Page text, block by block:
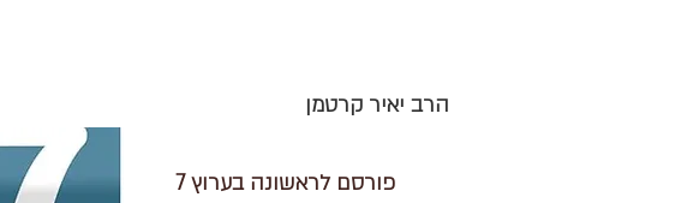
הרב יאיר קרטמן
פורסם לראשונה בערוץ 7